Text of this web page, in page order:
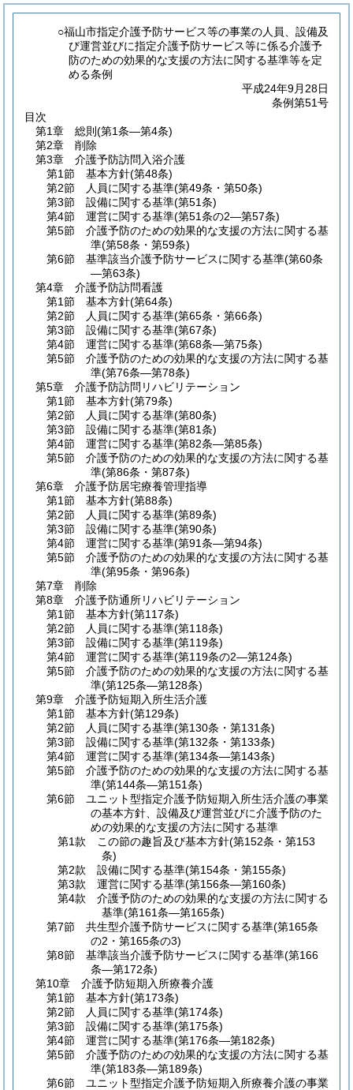
○福山市指定介護予防サービス等の事業の人員、設備及
び運営並びに指定介護予防サービス等に係る介護予
防のための効果的な支援の方法に関する基準等を定
める条例
平成24年9月28日
条例第51号
目次
第1章
総則 (第1条―第4条)
第2章
削除
第3章
介護予防訪問入浴介護
第1節
基本方針(第48条)
第2節
人員に関する基準(第49条・第50条)
第3節
設備に関する基準(第51条)
第4節
運営に関する基準(第51条の2―第57条)
第5節
介護予防のための効果的な支援の方法に関する基
準(第58条・第59条)
第6節
基準該当介護予防サービスに関する基準(第60条
―第63条)
第4章
介護予防訪問看護
第1節
基本方針(第64条)
第2節
人員に関する基準(第65条・第66条)
第3節
設備に関する基準(第67条)
第4節
運営に関する基準(第68条―第75条)
第5節
介護予防のための効果的な支援の方法に関する基
準(第76条―第78条)
第5章
介護予防訪問リハビリテーション
第1節
基本方針(第79条)
第2節
人員に関する基準(第80条)
第3節
設備に関する基準(第81条)
第4節
運営に関する基準(第82条―第85条)
第5節
介護予防のための効果的な支援の方法に関する基
準(第86条・第87条)
第6章
介護予防居宅療養管理指導
第1節
基本方針(第88条)
第2節
人員に関する基準(第89条)
第3節
設備に関する基準(第90条)
第4節
運営に関する基準(第91条―第94条)
第5節
介護予防のための効果的な支援の方法に関する基
準(第95条・第96条)
第7章
削除
第8章
介護予防通所リハビリテーション
第1節
基本方針(第117条)
第2節
人員に関する基準(第118条)
第3節
設備に関する基準(第119条)
第4節
運営に関する基準(第119条の2―第124条)
第5節
介護予防のための効果的な支援の方法に関する基
準(第125条―第128条)
第9章
介護予防短期入所生活介護
第1節
基本方針(第129条)
第2節
人員に関する基準(第130条・第131条)
第3節
設備に関する基準(第132条・第133条)
第4節
運営に関する基準(第134条―第143条)
第5節
介護予防のための効果的な支援の方法に関する基
準(第144条―第151条)
第6節
ユニット型指定介護予防短期入所生活介護の事業
の基本方針、設備及び運営並びに介護予防のた
めの効果的な支援の方法に関する基準
第1款
この節の趣旨及び基本方針(第152条・第153
条)
第2款
設備に関する基準(第154条・第155条)
第3款
運営に関する基準(第156条―第160条)
第4款
介護予防のための効果的な支援の方法に関する
基準(第161条―第165条)
第7節
共生型介護予防サービスに関する基準(第165条
の2・第165条の3)
第8節
基準該当介護予防サービスに関する基準(第166
条―第172条)
第10章
介護予防短期入所療養介護
第1節
基本方針(第173条)
第2節
人員に関する基準(第174条)
第3節
設備に関する基準(第175条)
第4節
運営に関する基準(第176条―第182条)
第5節
介護予防のための効果的な支援の方法に関する基
準(第183条―第189条)
第6節
ユニット型指定介護予防短期入所療養介護の事業